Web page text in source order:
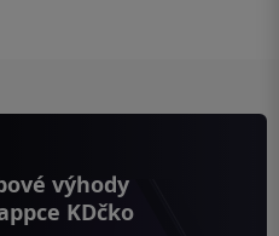
výhody
KDčko